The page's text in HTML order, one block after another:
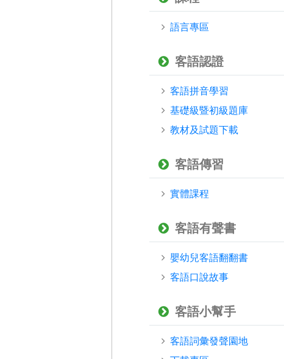
語言專區
客語認證
客語拼音學習
基礎級暨初級題庫
教材及試題下載
客語傳習
實體課程
客語有聲書
嬰幼兒客語翻翻書
客語口說故事
客語小幫手
客語詞彙發聲園地